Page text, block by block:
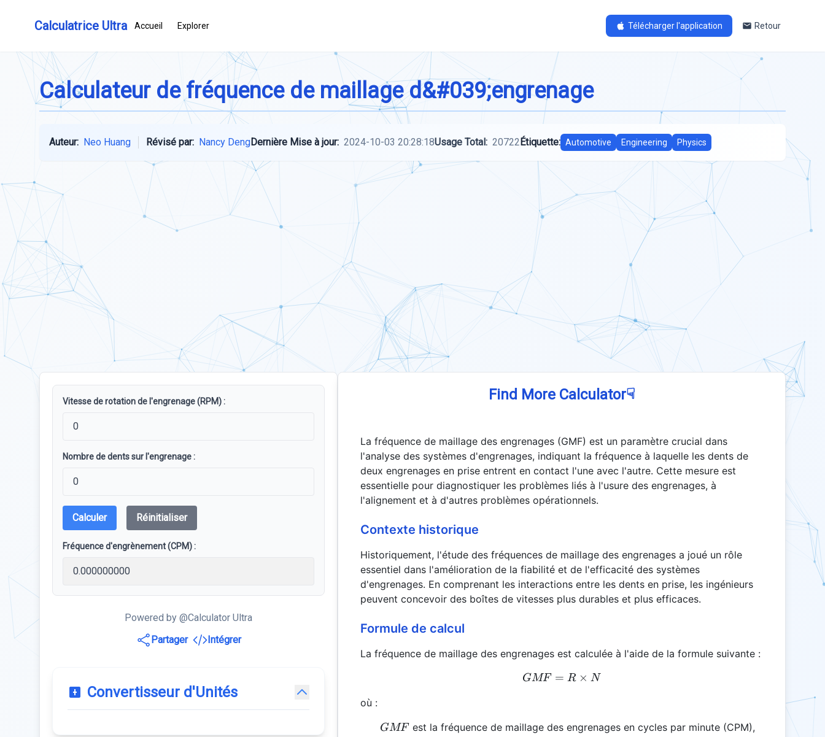
Calculatrice Ultra Accueil Explorer Télécharger l'application Retour
Calculateur de fréquence de maillage d&#039;engrenage
Auteur: Neo Huang Révisé par: Nancy DengDernière Mise à jour: 2024-10-03 20:28:18Usage Total: 20722Étiquette: Automotive Engineering Physics
Vitesse de rotation de l'engrenage (RPM) :
Nombre de dents sur l'engrenage :
Calculer Réinitialiser
Fréquence d'engrènement (CPM) :
Powered by @Calculator Ultra
Partager
Intégrer
Convertisseur d'Unités
Find More Calculator☟
La fréquence de maillage des engrenages (GMF) est un paramètre crucial dans
l'analyse des systèmes d'engrenages, indiquant la fréquence à laquelle les dents de
deux engrenages en prise entrent en contact l'une avec l'autre. Cette mesure est
essentielle pour diagnostiquer les problèmes liés à l'usure des engrenages, à
l'alignement et à d'autres problèmes opérationnels.
Contexte historique
Historiquement, l'étude des fréquences de maillage des engrenages a joué un rôle
essentiel dans l'amélioration de la fiabilité et de l'efficacité des systèmes
d'engrenages. En comprenant les interactions entre les dents en prise, les ingénieurs
peuvent concevoir des boîtes de vitesses plus durables et plus efficaces.
Formule de calcul
La fréquence de maillage des engrenages est calculée à l'aide de la formule suivante :
GMF = R \times N
GMF = R × N
où :
GMF
GMF est la fréquence de maillage des engrenages en cycles par minute (CPM),